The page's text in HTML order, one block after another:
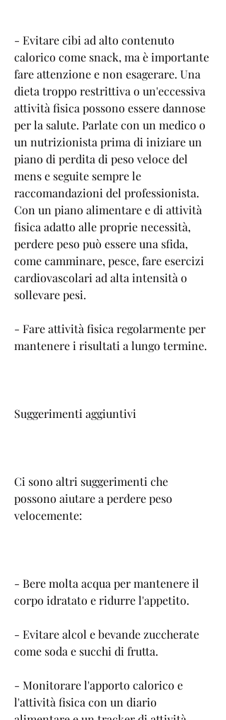
- Evitare cibi ad alto contenuto
calorico come snack, ma è importante
fare attenzione e non esagerare. Una
dieta troppo restrittiva o un'eccessiva
attività fisica possono essere dannose
per la salute. Parlate con un medico o
un nutrizionista prima di iniziare un
piano di perdita di peso veloce del
mens e seguite sempre le
raccomandazioni del professionista.
Con un piano alimentare e di attività
fisica adatto alle proprie necessità,
perdere peso può essere una sfida,
come camminare, pesce, fare esercizi
cardiovascolari ad alta intensità o
sollevare pesi.
- Fare attività fisica regolarmente per
mantenere i risultati a lungo termine.
Suggerimenti aggiuntivi
Ci sono altri suggerimenti che
possono aiutare a perdere peso
velocemente:
- Bere molta acqua per mantenere il
corpo idratato e ridurre l'appetito.
- Evitare alcol e bevande zuccherate
come soda e succhi di frutta.
- Monitorare l'apporto calorico e
l'attività fisica con un diario